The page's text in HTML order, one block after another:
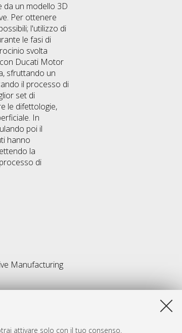
attivare solo con il tuo consenso.
da un modello 3D
Per ottenere
l'utilizzo di
le fasi di
svolta
Ducati Motor
sfruttando un
il processo di
set di
le difettologie,
In
poi il
hanno
la
di
Manufacturing